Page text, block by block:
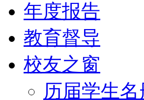
年度报告
教育督导
校友之窗
历届学生名